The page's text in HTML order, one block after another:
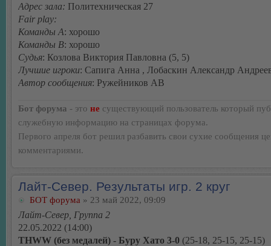
Адрес зала: Политехническая 27
Fair play:
Команды А: хорошо
Команды В: хорошо
Судья: Козлова Виктория Павловна (5, 5)
Лучшие игроки: Сапига Анна , Лобаскин Александр
Автор сообщения: Ружейников АВ
Бот форума - это не существующий пользователь который
служебную информацию на страницах форума.
Первого апреля бот решил разбавить свои сухие сообщения
комментариями.
Лайт-Север. Результаты игр. 2 круг
БОТ форума » 23 май 2022, 09:09
Лайт-Север, Группа 2
22.05.2022 (14:00)
THWW (без медалей) - Буру Хато 3-0 (25-18, 25-15, 25-15)